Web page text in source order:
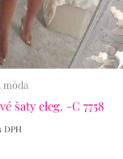
móda
šaty eleg. -C 7758
DPH